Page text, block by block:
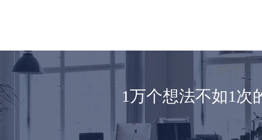
1万个想法不如1次